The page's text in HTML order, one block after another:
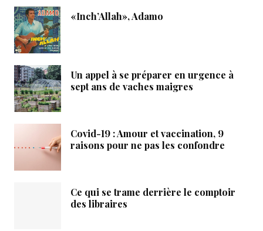
«Inch’Allah», Adamo
Un appel à se préparer en urgence à
sept ans de vaches maigres
Covid-19 : Amour et vaccination, 9
raisons pour ne pas les confondre
Ce qui se trame derrière le comptoir
des libraires